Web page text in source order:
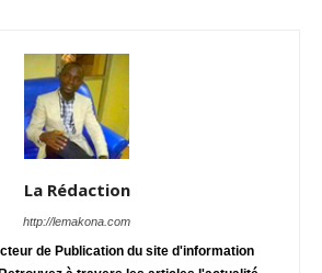
La Rédaction
http://lemakona.com
de Publication du site d'information